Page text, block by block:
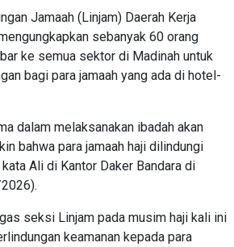
Jamaah (Linjam) Daerah Kerja
sebanyak 60 orang
ke semua sektor di Madinah untuk
bagi para jamaah yang ada di hotel-
dalam melaksanakan ibadah akan
bahwa para jamaah haji dilindungi
Ali di Kantor Daker Bandara di
seksi Linjam pada musim haji kali ini
keamanan kepada para